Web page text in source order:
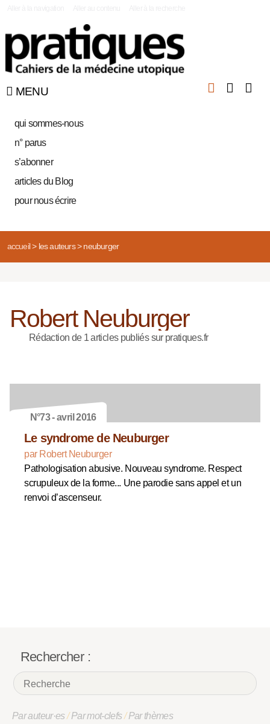
MENU
qui sommes-nous
n° parus
s’abonner
articles du Blog
pour nous écrire
accueil> les auteurs> neuburger
Robert Neuburger
Rédaction de 1 articles publiés sur pratiques.fr
N°73 - avril 2016
Le syndrome de Neuburger
par Robert Neuburger
Pathologisation abusive. Nouveau syndrome. Respect
scrupuleux de la forme... Une parodie sans appel et un
renvoi d’ascenseur.
Rechercher :
Par auteur·es/Par mot-clefs/Par thèmes